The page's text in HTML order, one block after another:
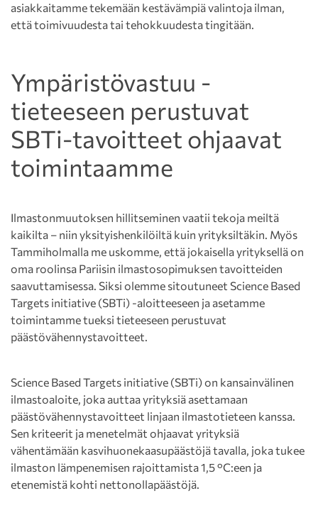
asiakkaitamme tekemään kestävämpiä valintoja ilman,
että toimivuudesta tai tehokkuudesta tingitään.
Ympäristövastuu -
tieteeseen perustuvat
SBTi-tavoitteet ohjaavat
toimintaamme
Ilmastonmuutoksen hillitseminen vaatii tekoja meiltä
kaikilta – niin yksityishenkilöiltä kuin yrityksiltäkin. Myös
Tammiholmalla me uskomme, että jokaisella yrityksellä on
oma roolinsa Pariisin ilmastosopimuksen tavoitteiden
saavuttamisessa. Siksi olemme sitoutuneet Science Based
Targets initiative (SBTi) -aloitteeseen ja asetamme
toimintamme tueksi tieteeseen perustuvat
päästövähennystavoitteet.
Science Based Targets initiative (SBTi) on kansainvälinen
ilmastoaloite, joka auttaa yrityksiä asettamaan
päästövähennystavoitteet linjaan ilmastotieteen kanssa.
Sen kriteerit ja menetelmät ohjaavat yrityksiä
vähentämään kasvihuonekaasupäästöjä tavalla, joka tukee
ilmaston lämpenemisen rajoittamista 1,5 °C:een ja
etenemistä kohti nettonollapäästöjä.